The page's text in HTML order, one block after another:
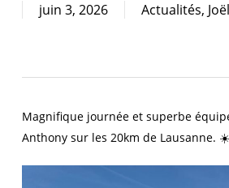
juin 3, 2026 Actualités,
Magnifique journée et superbe
Anthony sur les 20km de Lausanne. ☀️